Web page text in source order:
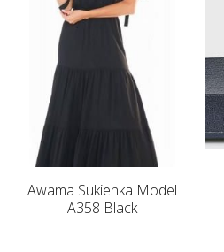
Awama Sukienka Model
A358 Black